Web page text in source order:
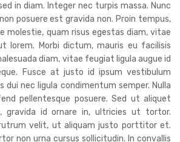
in diam. Integer nec turpis massa. Nunc
posuere est gravida non. Proin tempus,
molestie, quam risus egestas diam, vitae
lorem. Morbi dictum, mauris eu facilisis
diam, vitae feugiat ligula augue id
Fusce at justo id ipsum vestibulum
dui nec ligula condimentum semper. Nulla
pellentesque posuere. Sed ut aliquet
gravida id ornare in, ultricies ut tortor.
velit, ut aliquam justo porttitor et.
non urna cursus sollicitudin. In convallis